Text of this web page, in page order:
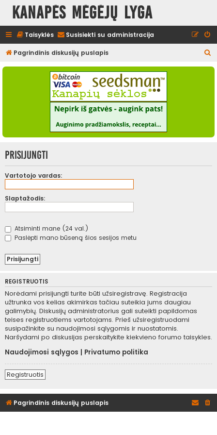
Kanapės mėgėjų lyga
Taisyklės Susisiekti su administracija
Pagrindinis diskusijų puslapis
e
Prisijungti
Vartotojo vardas:
Slaptažodis:
Atsiminti mane (24 val.)
Paslėpti mano būseną šios sesijos metu
REGISTRUOTIS
Norėdami prisijungti turite būti užsiregistravę. Registracija
užtrunka vos kelias akimirkas tačiau suteikia jums daugiau
galimybių. Diskusijų administratorius gali suteikti papildomas
teises registruotiems vartotojams. Prieš užsiregistruodami
susipažinkite su naudojimosi sąlygomis ir nuostatomis.
Naršydami po diskusijas perskaitykite kiekvieno forumo taisykles.
Naudojimosi sąlygos
Privatumo politika
Registruotis
Pagrindinis diskusijų puslapis